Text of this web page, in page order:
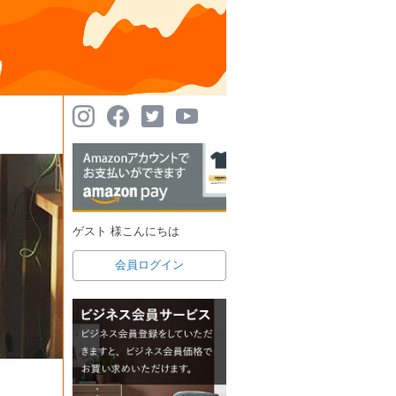
ゲスト 様こんにちは
会員ログイン